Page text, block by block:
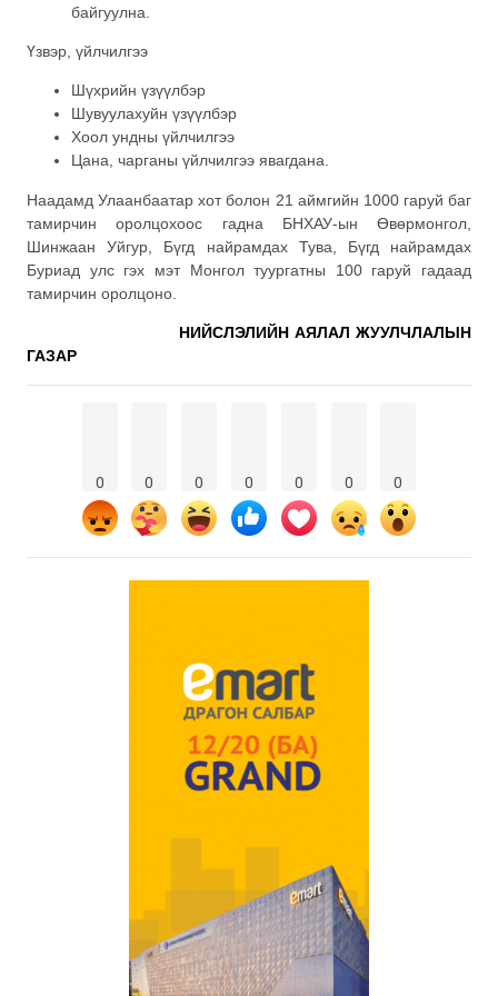
байгуулна.
Үзвэр, үйлчилгээ
Шүхрийн үзүүлбэр
Шувуулахуйн үзүүлбэр
Хоол ундны үйлчилгээ
Цана, чарганы үйлчилгээ явагдана.
Наадамд Улаанбаатар хот болон 21 аймгийн 1000 гаруй баг
тамирчин оролцохоос гадна БНХАУ-ын Өвөрмонгол,
Шинжаан Уйгур, Бүгд найрамдах Тува, Бүгд найрамдах
Буриад улс гэх мэт Монгол туургатны 100 гаруй гадаад
тамирчин оролцоно.
НИЙСЛЭЛИЙН АЯЛАЛ ЖУУЛЧЛАЛЫН
ГАЗАР
0 0 0 0 0 0 0